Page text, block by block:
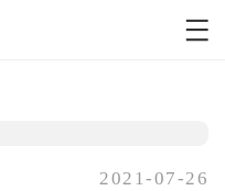
2021-07-26